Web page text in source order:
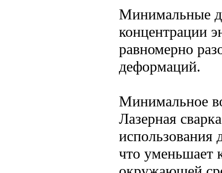
Минимальные
концентрации
равномерно
деформаций.
Минимальное
Лазерная
использования
что уменьшает